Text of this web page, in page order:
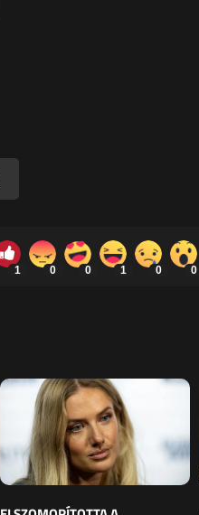
1 0 0 1 0 0